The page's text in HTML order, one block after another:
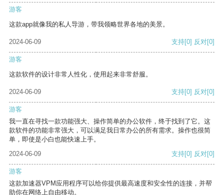
游客
这款app就像我的私人导游，带我领略世界各地的美景。
2024-06-09 支持[0] 反对[0]
游客
这款软件的设计非常人性化，使用起来非常舒服。
2024-06-09 支持[0] 反对[0]
游客
我一直在寻找一款功能强大、操作简单的办公软件，终于找到了它。这
款软件的功能非常强大，可以满足我日常办公的所有需求。操作也很简
单，即使是小白也能快速上手。
2024-06-09
支持[0] 反对[0]
游客
这款加速器VPM应用程序可以给你提供最高速度和安全性的连接，并帮
助你在网络上自由移动。